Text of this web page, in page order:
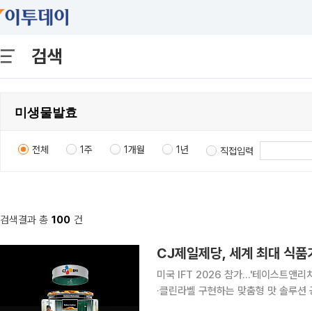
검색
전체 1주 1개월 1년 직접입력
검색결과 총 100 건
CJ제일제당, 세계 최대 식품
미국 IFT 2026 참가…'테이스트앤리
·클린라벨 구현하는 맞춤형 맛 솔루션 공개 CJ제일제당이 세계 최대 식품기술 전시회